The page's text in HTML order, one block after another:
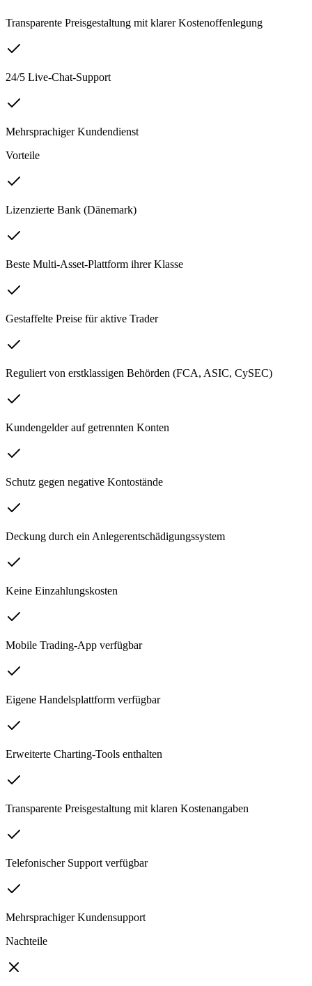
Transparente Preisgestaltung mit klarer Kostenoffenlegung
24/5 Live-Chat-Support
Mehrsprachiger Kundendienst
Vorteile
Lizenzierte Bank (Dänemark)
Beste Multi-Asset-Plattform ihrer Klasse
Gestaffelte Preise für aktive Trader
Reguliert von erstklassigen Behörden (FCA, ASIC, CySEC)
Kundengelder auf getrennten Konten
Schutz gegen negative Kontostände
Deckung durch ein Anlegerentschädigungssystem
Keine Einzahlungskosten
Mobile Trading-App verfügbar
Eigene Handelsplattform verfügbar
Erweiterte Charting-Tools enthalten
Transparente Preisgestaltung mit klaren Kostenangaben
Telefonischer Support verfügbar
Mehrsprachiger Kundensupport
Nachteile